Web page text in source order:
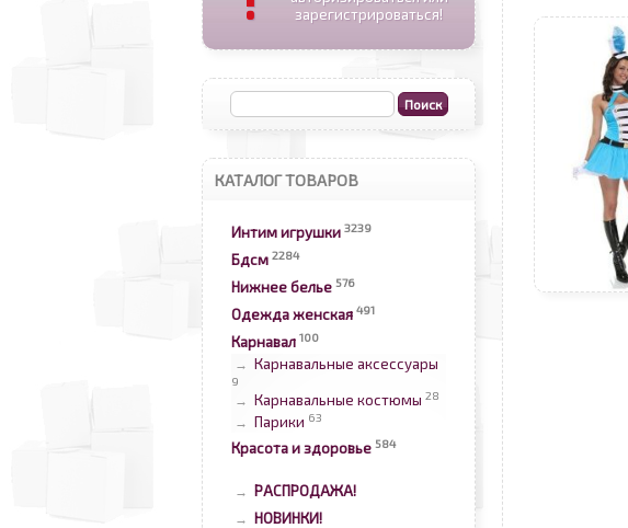
зарегистрироваться!
КАТАЛОГ ТОВАРОВ
Интим игрушки 3239
Бдсм 2284
Нижнее белье 576
Одежда женская 491
Карнавал 100
→ Карнавальные аксессуары
9
→ Карнавальные костюмы 28
→ Парики 63
Красота и здоровье 584
→ РАСПРОДАЖА!
→ НОВИНКИ!